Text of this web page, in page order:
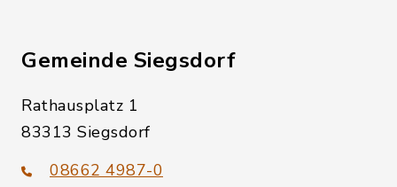
Gemeinde Siegsdorf
Rathausplatz 1
83313 Siegsdorf
08662 4987-0